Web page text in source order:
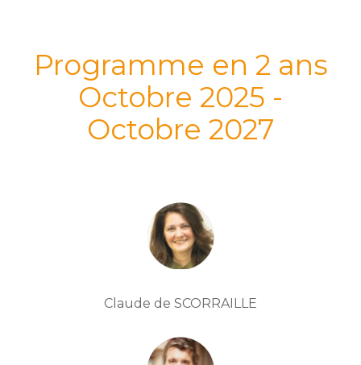
Programme en 2 ans
Octobre 2025 -
Octobre 2027
Claude de SCORRAILLE